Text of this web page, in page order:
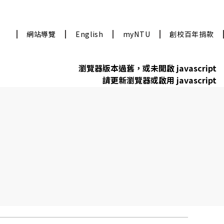
網站導覽 English myNTU 創校百年捐款
瀏覽器版本過舊，或未開啟 javascript
請更新瀏覽器或啟用 javascript